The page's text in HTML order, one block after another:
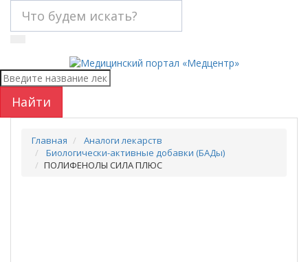
Найти
Главная
Аналоги лекарств
Биологически-активные добавки (БАДы)
ПОЛИФЕНОЛЫ СИЛА ПЛЮС